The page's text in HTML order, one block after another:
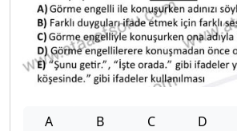
A B C D